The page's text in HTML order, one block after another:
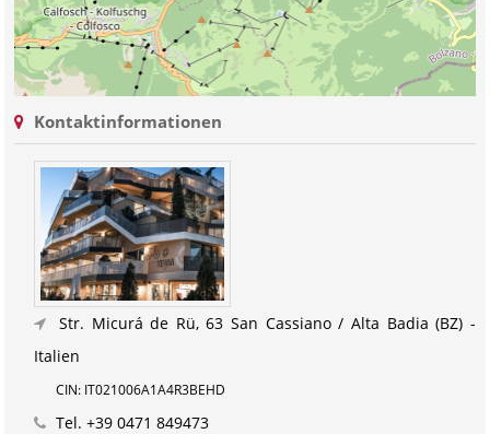
Kontaktinformationen
Str. Micurá de Rü, 63 San Cassiano / Alta Badia (BZ) -
Italien
CIN: IT021006A1A4R3BEHD
Tel.+39 0471 849473